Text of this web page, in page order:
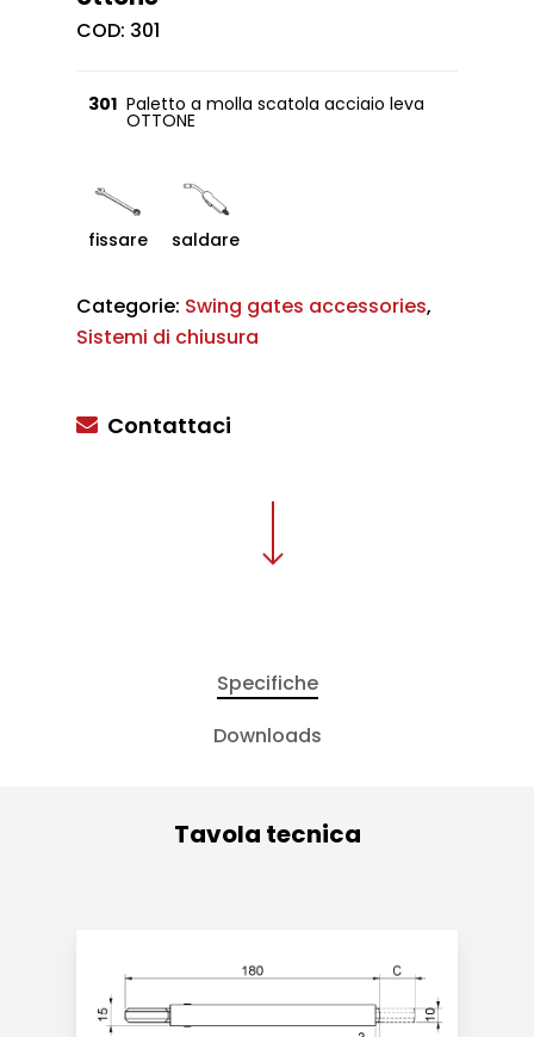
COD: 301
301 Paletto a molla scatola acciaio leva
OTTONE
fissare saldare
Categorie: Swing gates accessories,
Sistemi di chiusura
Contattaci
Specifiche
Downloads
Tavola tecnica